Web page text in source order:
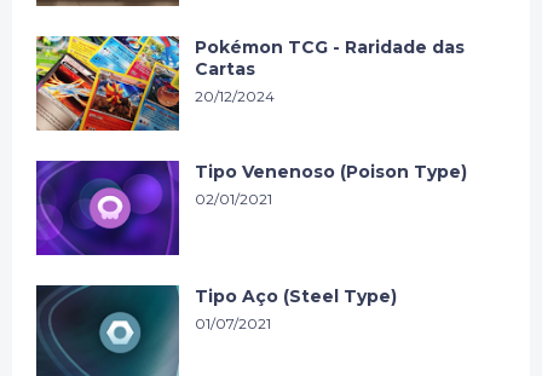
Pokémon TCG - Raridade das
Cartas
20/12/2024
Tipo Venenoso (Poison Type)
02/01/2021
Tipo Aço (Steel Type)
01/07/2021